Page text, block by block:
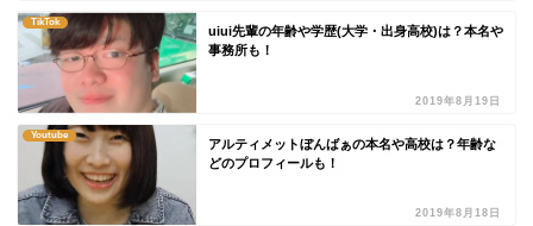
TikTok
uiui先輩の年齢や学歴(大学・出身高校)は？本名や
事務所も！
2019年8月19日
Youtube
アルティメットぼんばぁの本名や高校は？年齢な
どのプロフィールも！
2019年8月18日